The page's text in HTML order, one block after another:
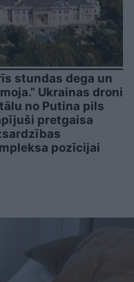
stundas dega un
Ukrainas droni
no Putina pils
pretgaisa
pozīcijai